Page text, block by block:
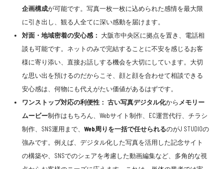
企画構成が可能です。写真一枚一枚に込められた感情を最大限
に引き出し、観る人全てに深い感動を届けます。
対面・地域密着の安心感： 大阪市中央区に拠点を置き、電話相
談も可能です。ネットのみで完結することに不安を感じるお客
様に寄り添い、直接お話しする機会を大切にしています。大切
な思い出を預けるのだからこそ、顔と顔を合わせて相談できる
安心感は、何物にも代えがたい価値があるはずです。
ワンストップ対応の利便性： 古い写真デジタル化からメモリー
ムービー制作はもちろん、Webサイト制作、EC運営代行、チラシ
制作、SNS運用まで、 Web周りを一括で任せられるのがJ STUDIOの
強みです。例えば、デジタル化した写真を活用した記念サイト
の構築や、SNSでのシェアを考慮した動画編集など、多角的な視